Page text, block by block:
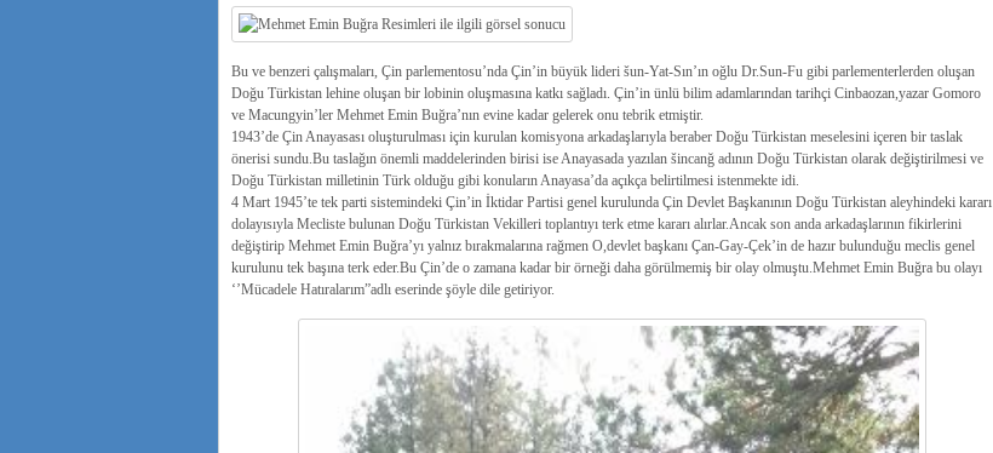
Bu ve benzeri çalışmaları, Çin parlementosu’nda Çin’in büyük lideri šun-Yat-Sın’ın oğlu Dr.Sun-Fu gibi parlementerlerden oluşan
Doğu Türkistan lehine oluşan bir lobinin oluşmasına katkı sağladı. Çin’in ünlü bilim adamlarından tarihçi Cinbaozan,yazar Gomoro
ve Macungyin’ler Mehmet Emin Buğra’nın evine kadar gelerek onu tebrik etmiştir.
1943’de Çin Anayasası oluşturulması için kurulan komisyona arkadaşlarıyla beraber Doğu Türkistan meselesini içeren bir taslak
önerisi sundu.Bu taslağın önemli maddelerinden birisi ise Anayasada yazılan šincanğ adının Doğu Türkistan olarak değiştirilmesi ve
Doğu Türkistan milletinin Türk olduğu gibi konuların Anayasa’da açıkça belirtilmesi istenmekte idi.
4 Mart 1945’te tek parti sistemindeki Çin’in İktidar Partisi genel kurulunda Çin Devlet Başkanının Doğu Türkistan aleyhindeki kararı
dolayısıyla Mecliste bulunan Doğu Türkistan Vekilleri toplantıyı terk etme kararı alırlar.Ancak son anda arkadaşlarının fikirlerini
değiştirip Mehmet Emin Buğra’yı yalnız bırakmalarına rağmen O,devlet başkanı Çan-Gay-Çek’in de hazır bulunduğu meclis genel
kurulunu tek başına terk eder.Bu Çin’de o zamana kadar bir örneği daha görülmemiş bir olay olmuştu.Mehmet Emin Buğra bu olayı
‘’Mücadele Hatıralarım”adlı eserinde şöyle dile getiriyor.